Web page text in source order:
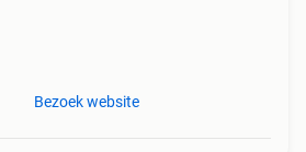
Bezoek website